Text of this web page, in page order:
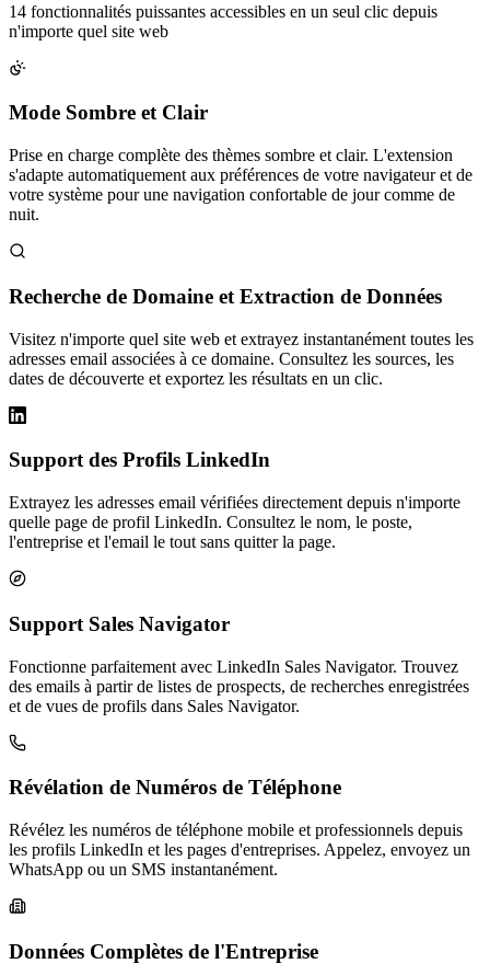
14 fonctionnalités puissantes accessibles en un seul clic depuis
n'importe quel site web
Mode Sombre et Clair
Prise en charge complète des thèmes sombre et clair. L'extension
s'adapte automatiquement aux préférences de votre navigateur et de
votre système pour une navigation confortable de jour comme de
nuit.
Recherche de Domaine et Extraction de Données
Visitez n'importe quel site web et extrayez instantanément toutes les
adresses email associées à ce domaine. Consultez les sources, les
dates de découverte et exportez les résultats en un clic.
Support des Profils LinkedIn
Extrayez les adresses email vérifiées directement depuis n'importe
quelle page de profil LinkedIn. Consultez le nom, le poste,
l'entreprise et l'email le tout sans quitter la page.
Support Sales Navigator
Fonctionne parfaitement avec LinkedIn Sales Navigator. Trouvez
des emails à partir de listes de prospects, de recherches enregistrées
et de vues de profils dans Sales Navigator.
Révélation de Numéros de Téléphone
Révélez les numéros de téléphone mobile et professionnels depuis
les profils LinkedIn et les pages d'entreprises. Appelez, envoyez un
WhatsApp ou un SMS instantanément.
Données Complètes de l'Entreprise